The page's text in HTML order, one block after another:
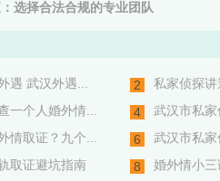
选择合法合规的专业团队
遇 武汉外遇... 2
私家侦探讲
一个人婚外情... 4
武汉市私家
情取证？九个... 6
武汉市私家
取证避坑指南 8 婚外情小三